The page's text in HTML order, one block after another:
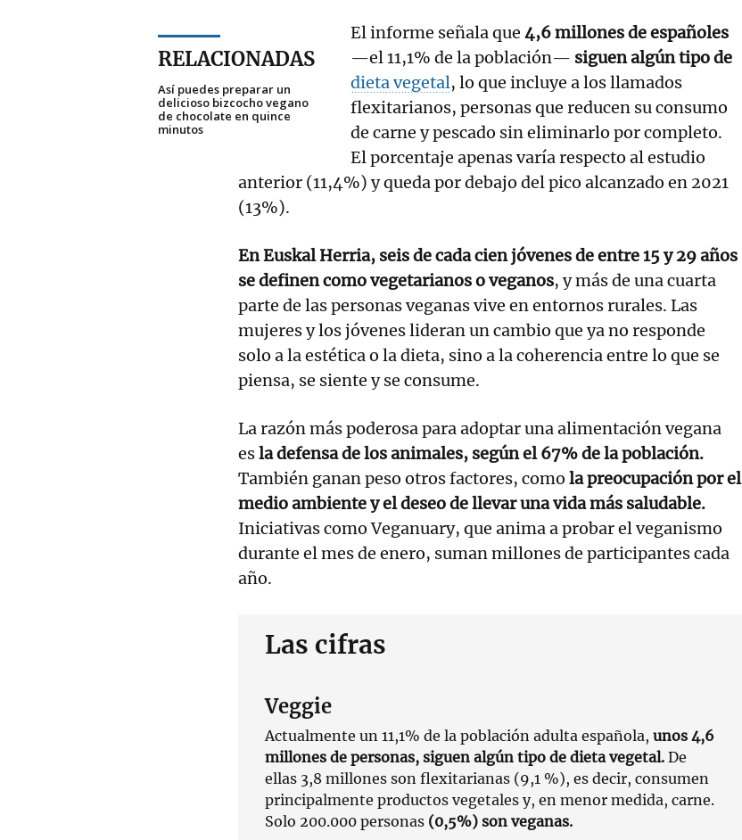
RELACIONADAS
Así puedes preparar un
delicioso bizcocho vegano
de chocolate en quince
minutos
El informe señala que4,6 millones de españoles
—el 11,1% de la población— siguen algún tipo de
dieta vegetal, lo que incluye a los llamados
flexitarianos, personas que reducen su consumo
de carne y pescado sin eliminarlo por completo.
El porcentaje apenas varía respecto al estudio
anterior (11,4%) y queda por debajo del pico alcanzado en 2021
(13%).
En Euskal Herria, seis de cada cien jóvenes de entre 15 y 29 años
se definen como vegetarianos o veganos, y más de una cuarta
parte de las personas veganas vive en entornos rurales. Las
mujeres y los jóvenes lideran un cambio que ya no responde
solo a la estética o la dieta, sino a la coherencia entre lo que se
piensa, se siente y se consume.
La razón más poderosa para adoptar una alimentación vegana
esla defensa de los animales, según el 67% de la población.
También ganan peso otros factores, como la preocupación por el
medio ambiente y el deseo de llevar una vida más saludable.
Iniciativas como Veganuary, que anima a probar el veganismo
durante el mes de enero, suman millones de participantes cada
año.
Las cifras
Veggie
Actualmente un 11,1% de la población adulta española, unos 4,6
millones de personas, siguen algún tipo de dieta vegetal. De
ellas 3,8 millones son flexitarianas (9,1 %), es decir, consumen
principalmente productos vegetales y, en menor medida, carne.
Solo 200.000 personas (0,5%) son veganas.